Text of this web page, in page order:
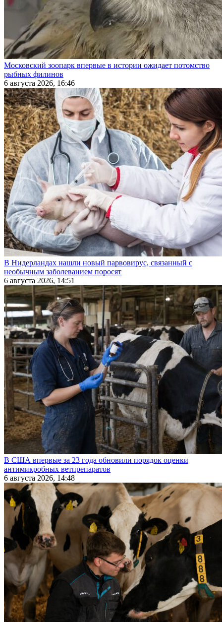
Московский зоопарк впервые в истории ожидает потомство
рыбных филинов
6 августа 2026, 16:46
В Нидерландах нашли новый парвовирус, связанный с
необычным заболеванием поросят
6 августа 2026, 14:51
В США впервые за 23 года обновили порядок оценки
антимикробных ветпрепаратов
6 августа 2026, 14:48